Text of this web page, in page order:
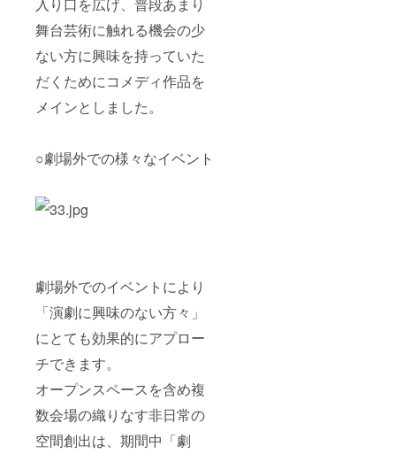
舞台芸術に触れる機会の少
ない方に興味を持っていた
だくためにコメディ作品を
メインとしました。
○劇場外での様々なイベント
劇場外でのイベントにより
「演劇に興味のない方々」
にとても効果的にアプロー
チできます。
オープンスペースを含め複
数会場の織りなす非日常の
空間創出は、期間中「劇